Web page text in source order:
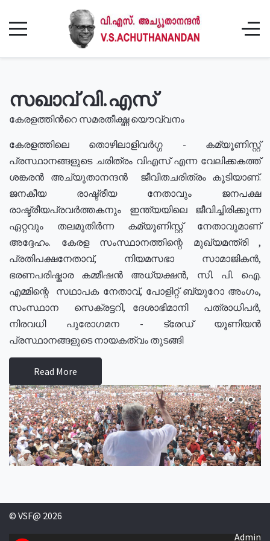
സഖാവ് വി.എസ്
കേരളത്തിൻറെ സമരതീക്ഷ്ണ യൌവ്വനം
കേരളത്തിലെ തൊഴിലാളിവർഗ്ഗ - കമ്യൂണിസ്റ്റ്
പ്രസ്ഥാനങ്ങളുടെ ചരിത്രം വിഎസ് എന്ന വേലിക്കകത്ത്
ശങ്കരൻ അച്യുതാനന്ദൻ ജീവിതചരിത്രം കൂടിയാണ്.
ജനകീയ രാഷ്ട്രീയ നേതാവും ജനപക്ഷ
രാഷ്ട്രീയപ്രവർത്തകനും ഇന്ത്യയിലെ ജീവിച്ചിരിക്കുന്ന
ഏറ്റവും തലമുതിർന്ന കമ്യൂണിസ്റ്റ് നേതാവുമാണ്
അദ്ദേഹം. കേരള സംസ്ഥാനത്തിന്റെ മുഖ്യമന്ത്രി ,
പ്രതിപക്ഷനേതാവ്, നിയമസഭാ സാമാജികൻ,
ഭരണപരിഷ്കാര കമ്മീഷൻ അധ്യക്ഷൻ, സി. പി. ഐ.
എമ്മിന്റെ സഥാപക നേതാവ്, പോളിറ്റ് ബ്യുറോ അംഗം,
സംസ്ഥാന സെക്രട്ടറി, ദേശാഭിമാനി പത്രാധിപർ,
നിരവധി പുരോഗമന - ട്രേഡ് യൂണിയൻ
പ്രസ്ഥാനങ്ങളുടെ നായകത്വം തുടങ്ങി
Read More
© VSF@ 2026
Admin